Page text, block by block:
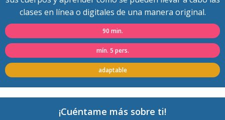
clases en línea o digitales de una manera original.
90 min.
mín. 5 pers.
adaptable
¡Cuéntame más sobre ti!